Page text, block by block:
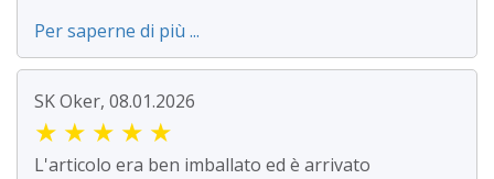
Per saperne di più ...
SK Oker, 08.01.2026
★ ★ ★ ★ ★
L'articolo era ben imballato ed è arrivato